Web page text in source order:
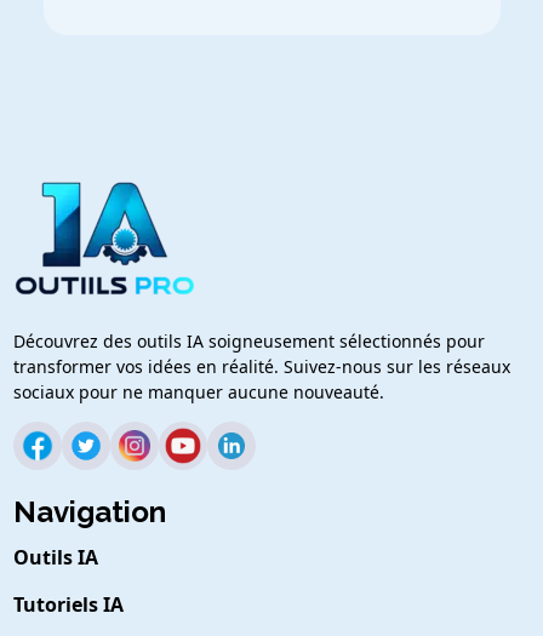
Découvrez des outils IA soigneusement sélectionnés pour
transformer vos idées en réalité. Suivez-nous sur les réseaux
sociaux pour ne manquer aucune nouveauté.
Navigation
Outils IA
Tutoriels IA